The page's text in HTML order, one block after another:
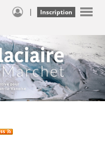
| Inscription